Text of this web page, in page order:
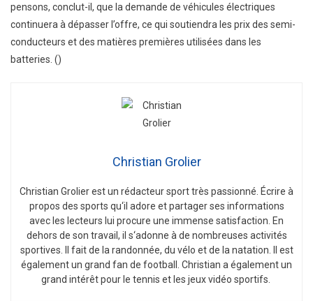
pensons, conclut-il, que la demande de véhicules électriques
continuera à dépasser l’offre, ce qui soutiendra les prix des semi-
conducteurs et des matières premières utilisées dans les
batteries. ()
Christian Grolier
Christian Gro lierestun rédacteursporttrès passionné Écrire à
propos des sports qu‘il adore etpartagerses informations
avec les lecteurs ui procure une immense satisfaction En
dehors de son travail , il s‘adonne à de nombreuses activités
sportives faitde la randonnée, du vé lo etde la natation
est
égal ementun grand fan de football Christian a égal ementun
grand intérêtpourle tennis etles jeuxvidéo sportifs